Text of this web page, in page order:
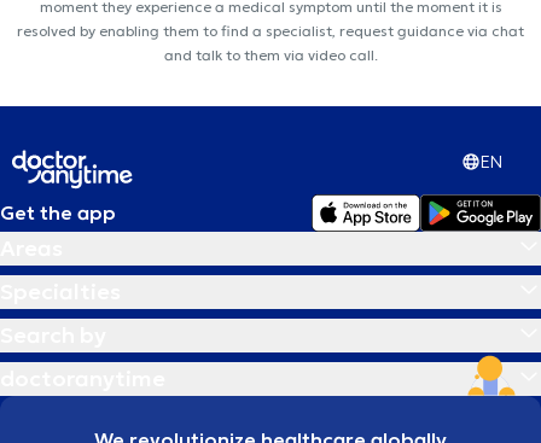
moment they experience a medical symptom until the moment it is
resolved by enabling them to find a specialist, request guidance via chat
and talk to them via video call.
EN
Get the app